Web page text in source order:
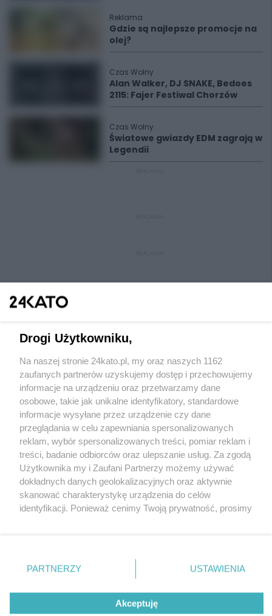
Reklama
Gdzie są najlepsze promocje na
olej?
Czas Wolny
Alan Walker, DJ SNAKE, Bedoes
2115: Fajer Festiwal Chorzów
Czas Wolny
Światowe gwiazdy EDM zagrają w
Legendii
Wydawca mediów lokalnych
Nie zapomnij
zapoznać się z:
polityką prywatności regulamin korzystania z portali
Twojemiasto
Piekary Śląskie
Chorzów
Tarnowskie Góry
Gliwice
Skontakuj sięz nami
Kontakt
Wydawca
Redakcja
Drogi Użytkowniku,
Na naszej stronie 24kato.pl, my oraz naszych 1162
zaufanych partnerów uzyskujemy dostęp i przechowujemy
informacje na urządzeniu oraz przetwarzamy dane
osobowe, takie jak unikalne identyfikatory, standardowe
informacje wysyłane przez urządzenie czy dane
przeglądania w celu zapewniania spersonalizowanych
reklam, wybór spersonalizowanych treści, pomiar reklam i
treści, badanie odbiorców oraz ulepszanie usług. Za zgodą
Użytkownika my i Zaufani Partnerzy możemy używać
dokładnych danych geolokalizacyjnych oraz aktywnie
skanować charakterystykę urządzenia do celów
identyfikacji. Ponieważ cenimy Twoją prywatność, prosimy
prywatności znajdujący się w lewym dolnym rogu strony
. Niektóre rodzaje przetwarzania danych nie wymagają
zgody użytkownika, ale masz prawo sprzeciwić się
takiemu przetwarzaniu. Preferencje będą miały
PARTNERZY USTAWIENIA
Akceptuję